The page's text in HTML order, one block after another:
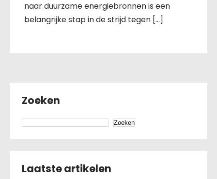
naar duurzame energiebronnen is een
belangrijke stap in de strijd tegen […]
Zoeken
Zoeken
Laatste artikelen